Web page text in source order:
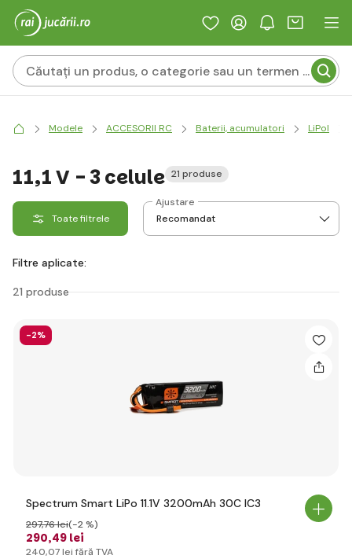
Modele ACCESORII RC Baterii, acumulatori LiPol
11,1 V - 3 celule 21 produse
Toate filtrele
Ajustare
Filtre aplicate:
21 produse
-2%
Spectrum Smart LiPo 11.1V 3200mAh 30C IC3
290,49 lei
297,76 lei(-2 %)
240,07 lei fără TVA